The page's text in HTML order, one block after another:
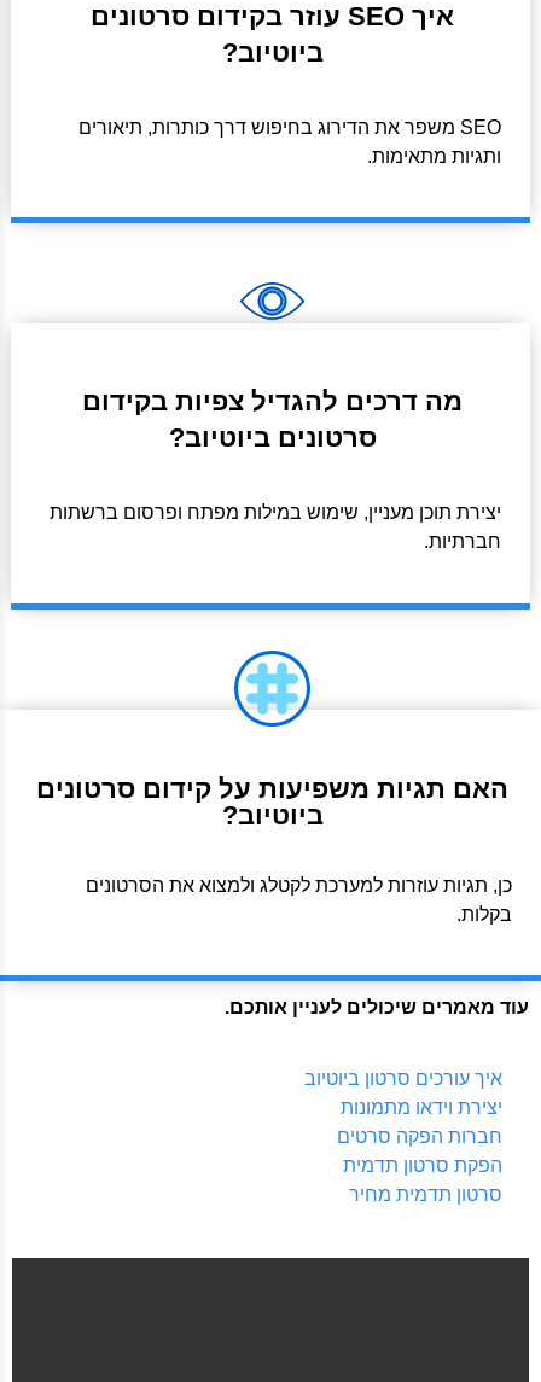
איך SEO עוזר בקידום סרטונים
ביוטיוב?
SEO משפר את הדירוג בחיפוש דרך כותרות, תיאורים
ותגיות מתאימות.
מה דרכים להגדיל צפיות בקידום
סרטונים ביוטיוב?
יצירת תוכן מעניין, שימוש במילות מפתח ופרסום ברשתות
חברתיות.
האם תגיות משפיעות על קידום סרטונים
ביוטיוב?
כן, תגיות עוזרות למערכת לקטלג ולמצוא את הסרטונים
בקלות.
עוד מאמרים שיכולים לעניין אותכם.
איך עורכים סרטון ביוטיוב
יצירת וידאו מתמונות
חברות הפקה סרטים
הפקת סרטון תדמית
סרטון תדמית מחיר